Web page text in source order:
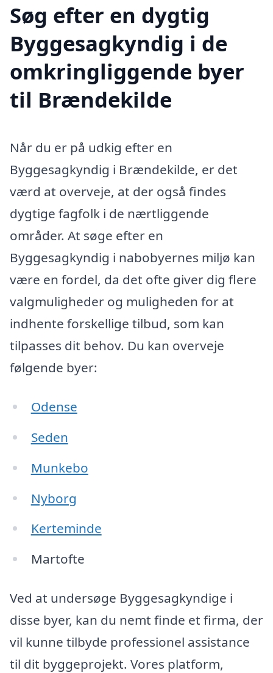
Søg efter en dygtig
Byggesagkyndig i de
omkringliggende byer
til Brændekilde
Når du er på udkig efter en
Byggesagkyndig i Brændekilde, er det
værd at overveje, at der også findes
dygtige fagfolk i de nærtliggende
områder. At søge efter en
Byggesagkyndig i nabobyernes miljø kan
være en fordel, da det ofte giver dig flere
valgmuligheder og muligheden for at
indhente forskellige tilbud, som kan
tilpasses dit behov. Du kan overveje
følgende byer:
Odense
Seden
Munkebo
Nyborg
Kerteminde
Martofte
Ved at undersøge Byggesagkyndige i
disse byer, kan du nemt finde et firma, der
vil kunne tilbyde professionel assistance
til dit byggeprojekt. Vores platform,